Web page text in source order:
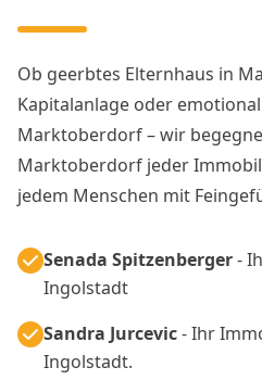
Ob geerbtes Elternhaus in
Kapitalanlage oder
Marktoberdorf – wir
Marktoberdorf jeder
jedem Menschen mit
Senada Spitzenberger-
Ingolstadt
Sandra Jurcevic- Ihr
Ingolstadt.